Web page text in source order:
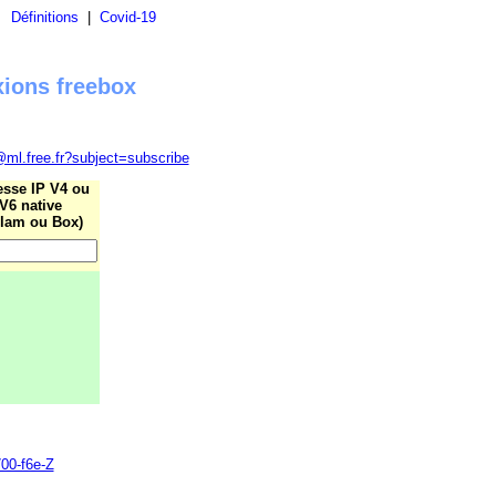
Définitions Covid-19
freebox
IP V4 ou
V6 native
ou Box)
f6e-Z